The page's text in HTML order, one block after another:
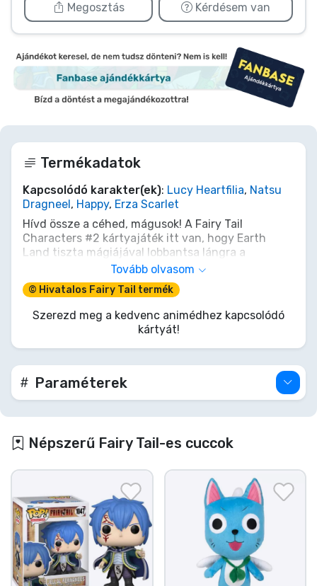
Megosztás Kérdésem van
Termékadatok
Kapcsolódó karakter(ek): Lucy Heartfilia, Natsu
Dragneel , Happy, Erza Scarlet
Hívd össze a céhed, mágusok! A Fairy Tail
Characters #2 kártyajáték itt van, hogy Earth
Land tiszta mágiájával lobbantsa lángra a
játékestéiteket. Keverd meg Natsut, Lucyt, Erzát
és kedvenc céhed más ikonikus varázslóit! Mavis
éles eszével stratégizálsz, vagy Natsu
megállíthatatlan, tüzes szellemét szabadítod fel?
Minden leosztás egy izgalmas, új küldetés a
dicsőségért. Kezdődjenek a Nagy Mágia Játékok az
asztalodnál, és bizonyítsd be, ki a legerősebb
mágus mind közül!
Tovább olvasom
© Hivatalos Fairy Tail termék
Szerezd meg a kedvenc animédhez kapcsolódó
kártyát!
Paraméterek
Népszerű Fairy Tail-es cuccok